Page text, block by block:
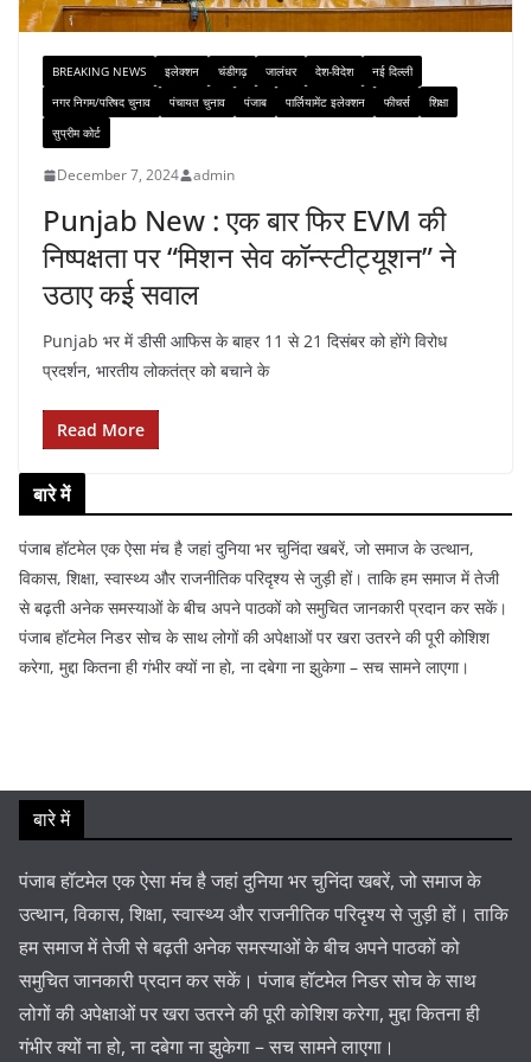
BREAKING NEWS इलेक्शन चंडीगढ़ जालंधर देश-विदेश
नई दिल्ली
नगर निगम/परिषद चुनाव
पंचायत चुनाव पंजाब पार्लियामेंट इलेक्शन फीचर्स
शिक्षा
सुप्रीम कोर्ट
December 7, 2024 admin
Punjab New : एक बार फिर EVM की
निष्पक्षता पर “मिशन सेव कॉन्स्टीट्यूशन” ने
उठाए कई सवाल
Punjab भर में डीसी आफिस के बाहर 11 से 21 दिसंबर को होंगे विरोध
प्रदर्शन, भारतीय लोकतंत्र को बचाने के
Read More
बारे में
पंजाब हॉटमेल एक ऐसा मंच है जहां दुनिया भर चुनिंदा खबरें, जो समाज के उत्थान,
विकास, शिक्षा, स्वास्थ्य और राजनीतिक परिदृश्य से जुड़ी हों। ताकि हम समाज में तेजी
से बढ़ती अनेक समस्याओं के बीच अपने पाठकों को समुचित जानकारी प्रदान कर सकें।
पंजाब हॉटमेल निडर सोच के साथ लोगों की अपेक्षाओं पर खरा उतरने की पूरी कोशिश
करेगा, मुद्दा कितना ही गंभीर क्यों ना हो, ना दबेगा ना झुकेगा – सच सामने लाएगा।
बारे में
पंजाब हॉटमेल एक ऐसा मंच है जहां दुनिया भर चुनिंदा खबरें, जो समाज के
उत्थान, विकास, शिक्षा, स्वास्थ्य और राजनीतिक परिदृश्य से जुड़ी हों। ताकि
हम समाज में तेजी से बढ़ती अनेक समस्याओं के बीच अपने पाठकों को
समुचित जानकारी प्रदान कर सकें। पंजाब हॉटमेल निडर सोच के साथ
लोगों की अपेक्षाओं पर खरा उतरने की पूरी कोशिश करेगा, मुद्दा कितना ही
गंभीर क्यों ना हो, ना दबेगा ना झुकेगा – सच सामने लाएगा।